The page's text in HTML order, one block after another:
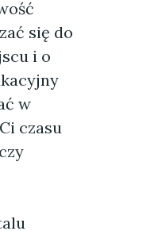
się do
i o
w
czasu